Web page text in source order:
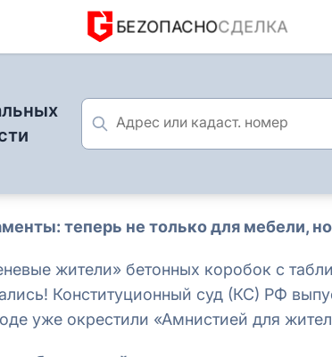
БЕZОПАСНОСДЕЛКА
теперь не только для мебели,
жители» бетонных коробок с
Конституционный суд (КС) РФ
уже окрестили «Амнистией для